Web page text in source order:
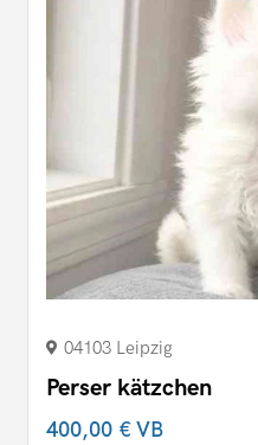
04103 Leipzig
Perser kätzchen
400,00 €VB